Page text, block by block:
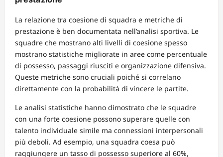
La relazione tra coesione di squadra e metriche di
prestazione è ben documentata nell’analisi sportiva. Le
squadre che mostrano alti livelli di coesione spesso
mostrano statistiche migliorate in aree come percentuale
di possesso, passaggi riusciti e organizzazione difensiva.
Queste metriche sono cruciali poiché si correlano
direttamente con la probabilità di vincere le partite.
Le analisi statistiche hanno dimostrato che le squadre
con una forte coesione possono superare quelle con
talento individuale simile ma connessioni interpersonali
più deboli. Ad esempio, una squadra coesa può
raggiungere un tasso di possesso superiore al 60%,